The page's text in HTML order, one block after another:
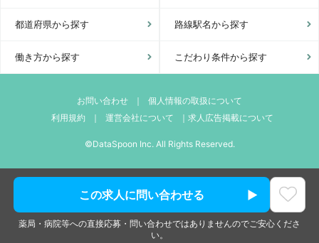
都道府県から探す 路線駅名から探す
働き方から探す こだわり条件から探す
お問い合わせ ｜
個人情報の取扱について
利用規約
｜ 運営会社について ｜ 求人広告掲載について
©DataSpoon Inc. All Rights Reserved.
この求人に問い合わせる
薬局・病院等への直接応募・問い合わせではありませんのでご安心くださ
い。